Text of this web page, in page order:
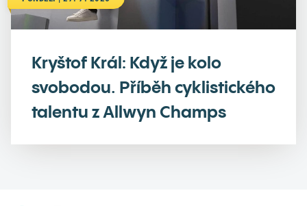
Kryštof Král: Když je kolo
svobodou. Příběh cyklistického
talentu z Allwyn Champs